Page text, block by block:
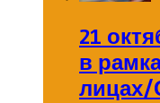
21
в
лицах/